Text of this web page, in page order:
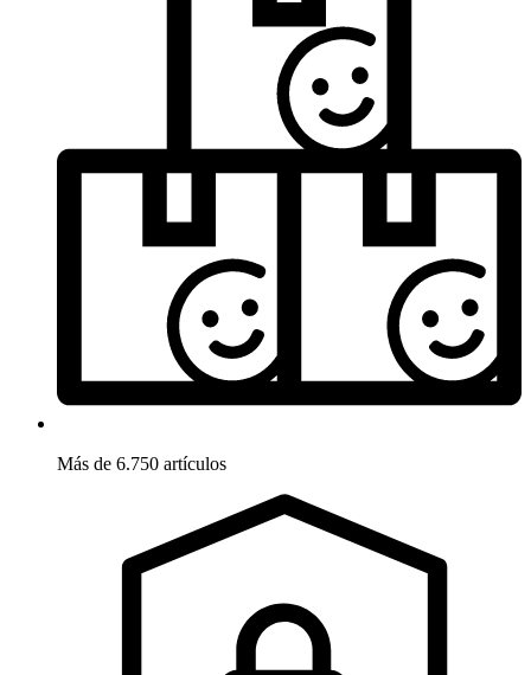
Más de 6.750 artículos